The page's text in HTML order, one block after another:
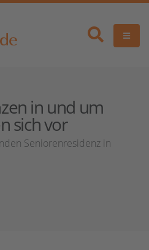
in und um
sich vor
Seniorenresidenz in